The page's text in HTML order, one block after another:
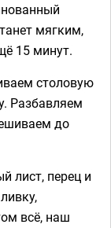
мягким,
15 минут.
столовую
Разбавляем
до
лист, перец и
всё, наш